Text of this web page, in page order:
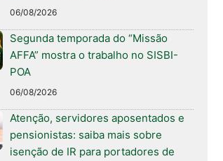
06/08/2026
Segunda temporada do “Missão
AFFA” mostra o trabalho no SISBI-
POA
06/08/2026
Atenção, servidores aposentados e
pensionistas: saiba mais sobre
isenção de IR para portadores de